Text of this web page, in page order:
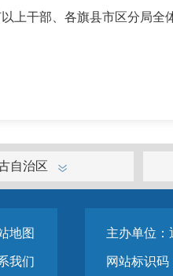
干部、各旗县市区分局全
自治区
地图
我们
主办单位：
网站标识